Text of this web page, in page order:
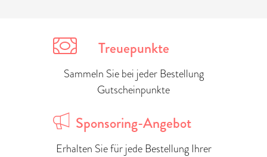
Treuepunkte
Sammeln Sie bei jeder Bestellung
Gutscheinpunkte
Sponsoring-Angebot
Erhalten Sie für jede Bestellung Ihrer